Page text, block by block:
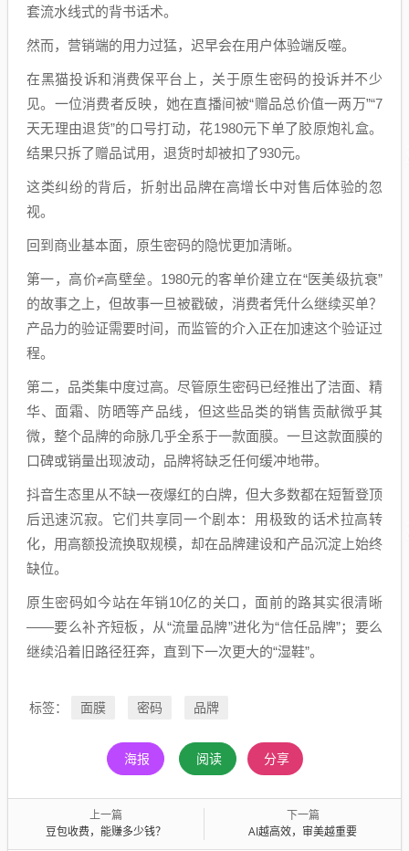
套流水线式的背书话术。
然而，营销端的用力过猛，迟早会在用户体验端反噬。
在黑猫投诉和消费保平台上，关于原生密码的投诉并不少
见。一位消费者反映，她在直播间被“赠品总价值一两万”“7
天无理由退货”的口号打动，花1980元下单了胶原炮礼盒。
结果只拆了赠品试用，退货时却被扣了930元。
这类纠纷的背后，折射出品牌在高增长中对售后体验的忽
视。
回到商业基本面，原生密码的隐忧更加清晰。
第一，高价≠高壁垒。1980元的客单价建立在“医美级抗衰”
的故事之上，但故事一旦被戳破，消费者凭什么继续买单？
产品力的验证需要时间，而监管的介入正在加速这个验证过
程。
第二，品类集中度过高。尽管原生密码已经推出了洁面、精
华、面霜、防晒等产品线，但这些品类的销售贡献微乎其
微，整个品牌的命脉几乎全系于一款面膜。一旦这款面膜的
口碑或销量出现波动，品牌将缺乏任何缓冲地带。
抖音生态里从不缺一夜爆红的白牌，但大多数都在短暂登顶
后迅速沉寂。它们共享同一个剧本：用极致的话术拉高转
化，用高额投流换取规模，却在品牌建设和产品沉淀上始终
缺位。
原生密码如今站在年销10亿的关口，面前的路其实很清晰
——要么补齐短板，从“流量品牌”进化为“信任品牌”；要么
继续沿着旧路径狂奔，直到下一次更大的“湿鞋”。
标签： 面膜 密码 品牌
海报 阅读 分享
上一篇
豆包收费，能赚多少钱？
下一篇
AI越高效，审美越重要